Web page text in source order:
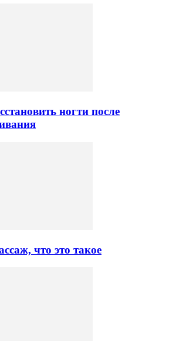
ногти после
что это такое